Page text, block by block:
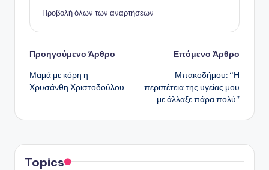
Προβολή όλων των αναρτήσεων
Πλοήγηση
δημοσιεύσεων
Προηγούμενο Άρθρο
Μαμά με κόρη η
Χρυσάνθη Χριστοδούλου
Επόμενο Άρθρο
Μπακοδήμου: “Η
περιπέτεια της υγείας μου
με άλλαξε πάρα πολύ”
Topics